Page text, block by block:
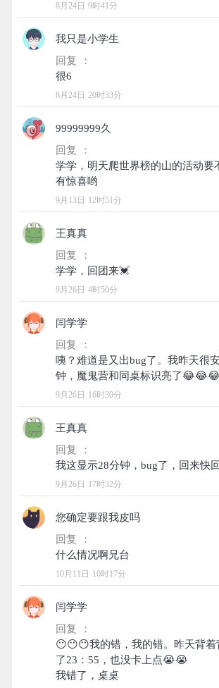
8月24日 9时41分
我只是小学生
回复 ：
8月24日 20时33分
99999999久
回复 ：
学学，明天爬世界榜的山的活动要
9月13日 12时51分
王真真
回复 ：
9月26日 4时50分
闫学学
回复 ：
咦？难道是又出bug了。我昨天很
9月26日 16时30分
王真真
回复 ：
9月26日 17时32分
您确定要跟我皮吗
回复 ：
10月11日 10时17分
闫学学
回复 ：
😶😶😶我的错，我的错。昨天背着
了23：55，也没卡上点😭😭